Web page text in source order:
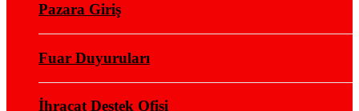
Pazara Giriş
Fuar Duyuruları
İhracat Destek Ofisi